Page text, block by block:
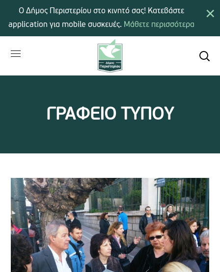
ΓΡΑΦΕΙΟ ΤΥΠΟΥ
×
Ο Δήμος Περιστερίου στο κινητό σας! Κατεβάστε
application για mobile συσκευές. Μάθετε περισσότερα